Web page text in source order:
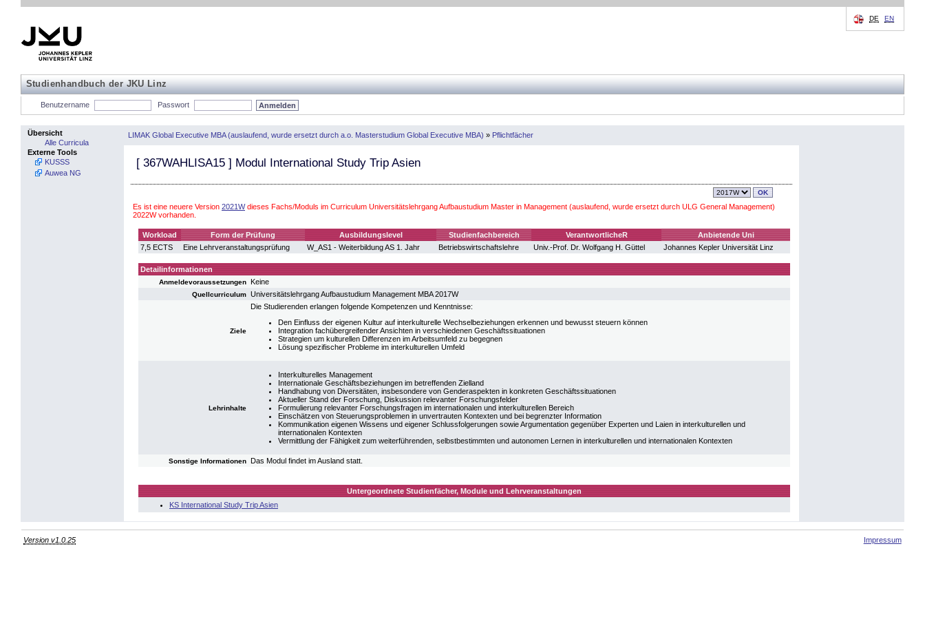
Studienhandbuch der JKU Linz
DE EN
Benutzername Passwort
Übersicht
Alle Curricula
Externe Tools
KUSSS
Auwea NG
LIMAK Global Executive MBA (auslaufend, wurde ersetzt durch a.o. Masterstudium Global Executive MBA) » Pflichtfächer
[ 367WAHLISA15 ] Modul International Study Trip Asien
Es ist eine neuere Version 2021Wdieses Fachs/Moduls im Curriculum Universitätslehrgang Aufbaustudium Master in Management (auslaufend, wurde ersetzt durch ULG General Management)
2022W vorhanden.
Workload Form der Prüfung Ausbildungslevel Studienfachbereich VerantwortlicheR
Anbietende Uni
7,5 ECTS
Eine Lehrveranstaltungsprüfung W_AS1 - Weiterbildung AS 1. Jahr Betriebswirtschaftslehre Univ.-Prof. Dr. Wolfgang H. Güttel Johannes Kepler Universität Linz
Detailinformationen
Anmeldevoraussetzungen Keine
Quellcurriculum Universitätslehrgang Aufbaustudium Management MBA 2017W
Ziele
Die Studierenden erlangen folgende Kompetenzen und Kenntnisse:
Den Einfluss der eigenen Kultur auf interkulturelle Wechselbeziehungen erkennen und bewusst steuern können
Integration fachübergreifender Ansichten in verschiedenen Geschäftssituationen
Strategien um kulturellen Differenzen im Arbeitsumfeld zu begegnen
Lösung spezifischer Probleme im interkulturellen Umfeld
Lehrinhalte
Interkulturelles Management
Internationale Geschäftsbeziehungen im betreffenden Zielland
Handhabung von Diversitäten, insbesondere von Genderaspekten in konkreten Geschäftssituationen
Aktueller Stand der Forschung, Diskussion relevanter Forschungsfelder
Formulierung relevanter Forschungsfragen im internationalen und interkulturellen Bereich
Einschätzen von Steuerungsproblemen in unvertrauten Kontexten und bei begrenzter Information
Kommunikation eigenen Wissens und eigener Schlussfolgerungen sowie Argumentation gegenüber Experten und Laien in interkulturellen und
internationalen Kontexten
Vermittlung der Fähigkeit zum weiterführenden, selbstbestimmten und autonomen Lernen in interkulturellen und internationalen Kontexten
Sonstige Informationen Das Modul findet im Ausland statt.
Untergeordnete Studienfächer, Module und Lehrveranstaltungen
KS International Study Trip Asien
Version v1.0.25 Impressum